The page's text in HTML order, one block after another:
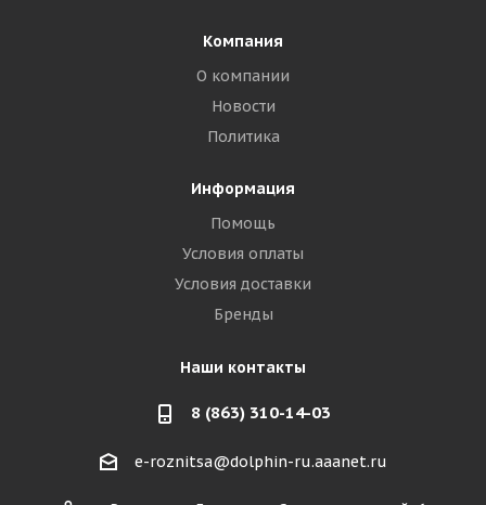
Компания
О компании
Новости
Политика
Информация
Помощь
Условия оплаты
Условия доставки
Бренды
Наши контакты
8 (863) 310-14-03
e-roznitsa@dolphin-ru.aaanet.ru